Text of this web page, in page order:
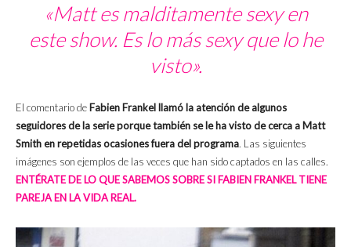
«Matt es malditamente sexy en
este show. Es lo más sexy que lo he
visto».
El comentario de Fabien Frankel llamó la atención de algunos
seguidores de la serie porque también se le ha visto de cerca a Matt
Smith en repetidas ocasiones fuera del programa. Las siguientes
imágenes son ejemplos de las veces que han sido captados en las calles.
ENTÉRATE DE LO QUE SABEMOS SOBRE SI FABIEN FRANKEL TIENE
PAREJA EN LA VIDA REAL.